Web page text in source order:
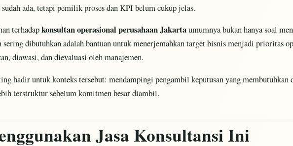
ada, tetapi pemilik proses dan KPI belum cukup jelas.
terhadapkonsultan operasional perusahaan Jakartaumumnya bukan hanya soal
dibutuhkan adalah bantuan untuk menerjemahkan target bisnis menjadi prioritas
diawasi, dan dievaluasi oleh manajemen.
hadir untuk konteks tersebut: mendampingi pengambil keputusan yang membutuhkan
terstruktur sebelum komitmen besar diambil.
Jasa Konsultansi Ini